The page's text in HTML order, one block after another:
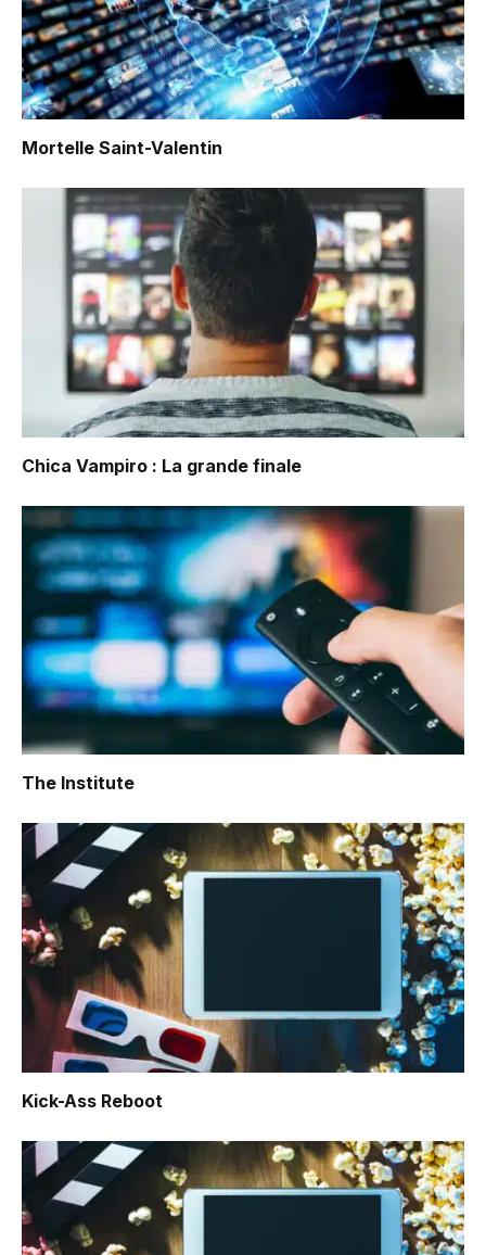
Mortelle Saint-Valentin
Chica Vampiro : La grande finale
The Institute
Kick-Ass Reboot